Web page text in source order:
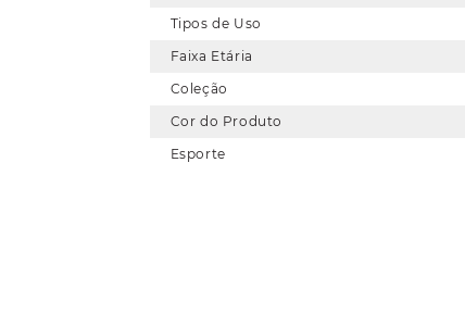
Tipos de Uso
Faixa Etária
Coleção
Cor do Produto
Esporte